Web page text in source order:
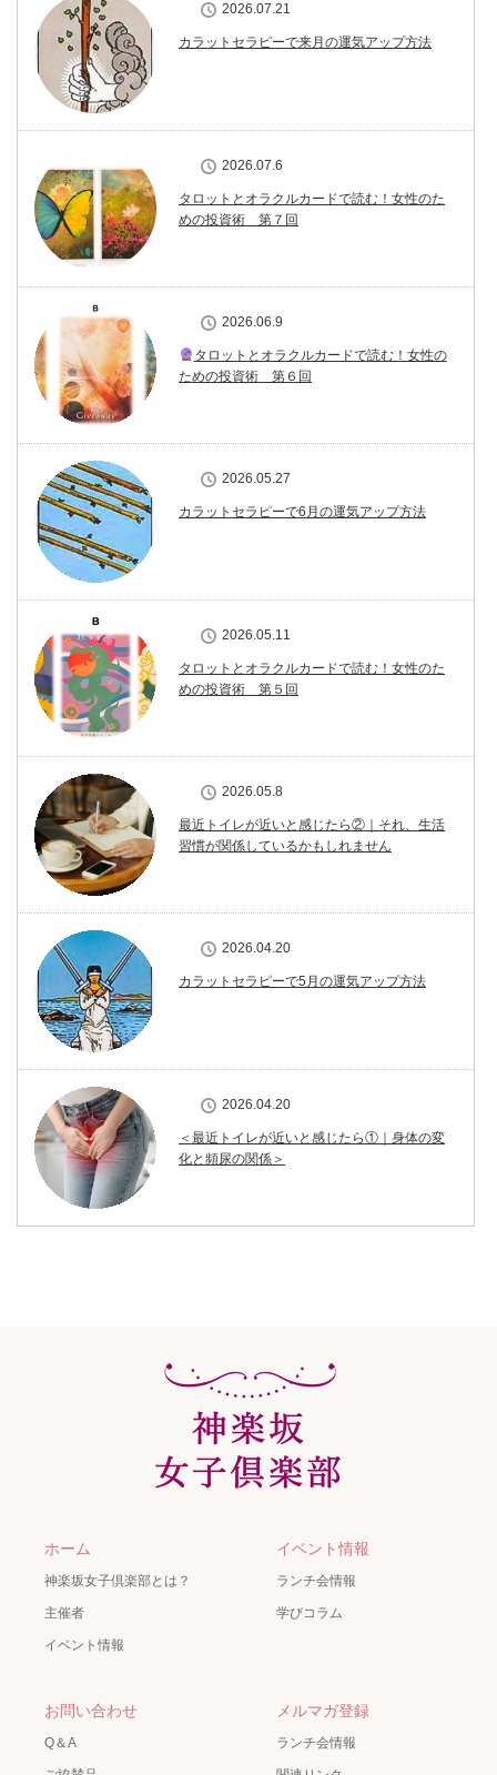
2026.07.21
カラットセラピーで来月の運気アップ方法
2026.07.6
タロットとオラクルカードで読む！女性のた
めの投資術 第７回
2026.06.9
タロットとオラクルカードで読む！女性の
ための投資術 第６回
2026.05.27
カラットセラピーで6月の運気アップ方法
2026.05.11
タロットとオラクルカードで読む！女性のた
めの投資術 第５回
2026.05.8
最近トイレが近いと感じたら②｜それ、生活
習慣が関係しているかもしれません
2026.04.20
カラットセラピーで5月の運気アップ方法
2026.04.20
＜最近トイレが近いと感じたら①｜身体の変
化と頻尿の関係＞
ホーム
神楽坂女子倶楽部とは？
主催者
イベント情報
イベント情報
ランチ会情報
学びコラム
お問い合わせ
Q＆A
メルマガ登録
ランチ会情報